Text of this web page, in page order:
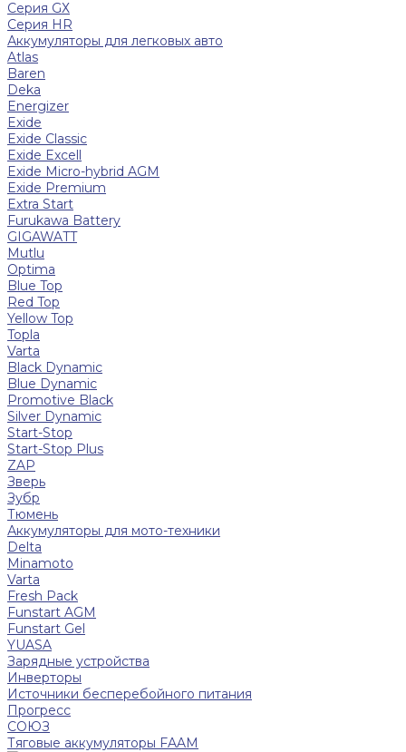
Серия GХ
Серия HR
Аккумуляторы для легковых авто
Atlas
Baren
Deka
Energizer
Exide
Exide Classic
Exide Excell
Exide Micro-hybrid AGM
Exide Premium
Extra Start
Furukawa Battery
GIGAWATT
Mutlu
Optima
Blue Top
Red Top
Yellow Top
Topla
Varta
Black Dynamic
Blue Dynamic
Promotive Black
Silver Dynamic
Start-Stop
Start-Stop Plus
ZAP
Зверь
Зубр
Тюмень
Аккумуляторы для мото-техники
Delta
Minamoto
Varta
Fresh Pack
Funstart AGM
Funstart Gel
YUASA
Зарядные устройства
Инверторы
Источники бесперебойного питания
Прогресс
СОЮЗ
Тяговые аккумуляторы FAAM